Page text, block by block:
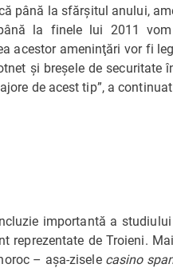
până la sfărşitul anului,
la finele lui 2011 vom
acestor ameninţări vor fi
şi breşele de
de acest tip”, a
importantă a
reprezentate de Troieni.
– aşa-zisele casino